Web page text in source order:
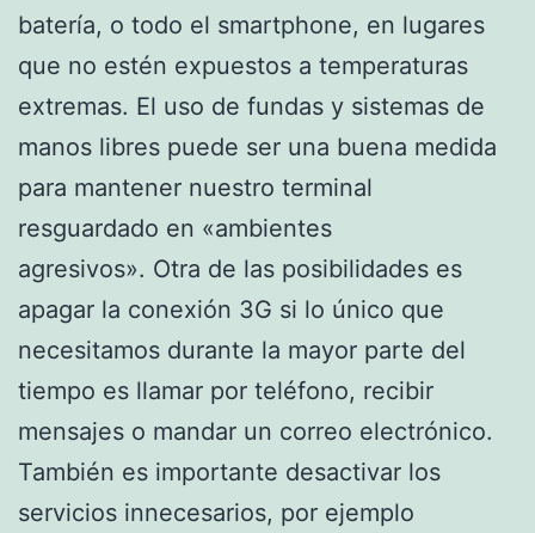
batería, o todo el smartphone, en lugares
que no estén expuestos a temperaturas
extremas. El uso de fundas y sistemas de
manos libres puede ser una buena medida
para mantener nuestro terminal
resguardado en «ambientes
agresivos». Otra de las posibilidades es
apagar la conexión 3G si lo único que
necesitamos durante la mayor parte del
tiempo es llamar por teléfono, recibir
mensajes o mandar un correo electrónico.
También es importante desactivar los
servicios innecesarios, por ejemplo